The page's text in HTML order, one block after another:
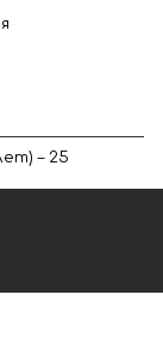
– 25